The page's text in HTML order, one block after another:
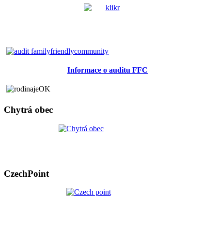
Informace o auditu FFC
Chytrá obec
CzechPoint